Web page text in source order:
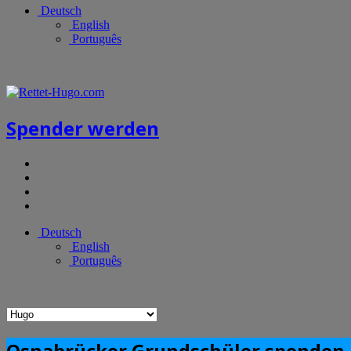
Deutsch
English
Português
Spender werden
Deutsch
English
Português